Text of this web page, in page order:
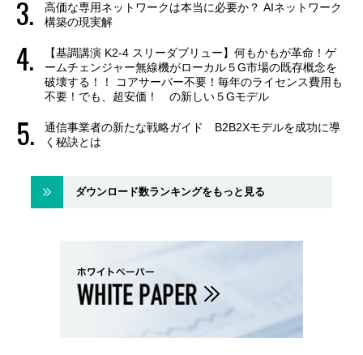
高価な専用ネットワークは本当に必要か？ AIネットワーク
構築の現実解
【基調講演 K2-4 スリーダブリュー】何もかもが革命！ゲ
ームチェンジャー無線機がローカル５G市場の既存概念を
破壊する！！ コアサーバー不要！毎年のライセンス費用も
不要！でも、超安価！ の新しい５Gモデル
通信事業者の新たな戦略ガイド B2B2Xモデルを成功に導
く秘訣とは
ダウンロード数ランキングをもっと見る